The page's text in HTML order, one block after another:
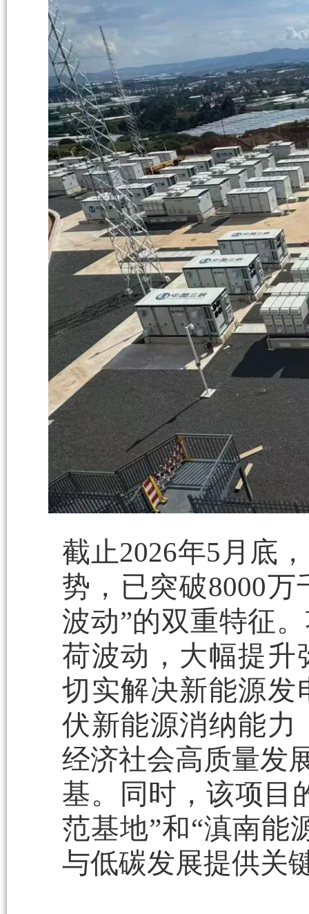
截止2026年5月底
势，已突破8000
波动”的双重特征
荷波动，大幅提升
切实解决新能源发
伏新能源消纳能力
经济社会高质量发
基。同时，该项目
范基地”和“滇南能
与低碳发展提供关